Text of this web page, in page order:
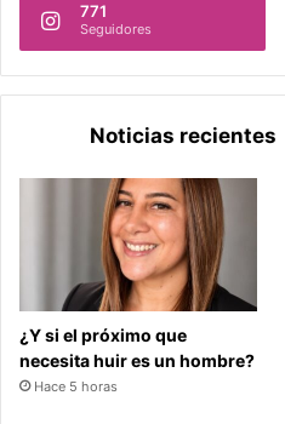
771
Seguidores
Noticias recientes
¿Y si el próximo que
necesita huir es un hombre?
Hace 5 horas